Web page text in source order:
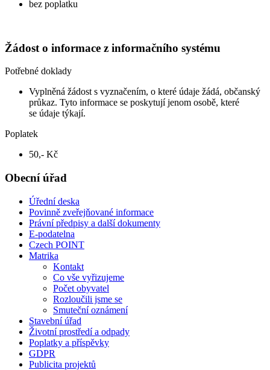
bez poplatku
Žádost o informace z informačního systému
Potřebné doklady
Vyplněná žádost s vyznačením, o které údaje žádá, občanský
průkaz. Tyto informace se poskytují jenom osobě, které
se údaje týkají.
Poplatek
50,- Kč
Obecní úřad
Úřední deska
Povinně zveřejňované informace
Právní předpisy a další dokumenty
E-podatelna
Czech POINT
Matrika
Kontakt
Co vše vyřizujeme
Počet obyvatel
Rozloučili jsme se
Smuteční oznámení
Stavební úřad
Životní prostředí a odpady
Poplatky a příspěvky
GDPR
Publicita projektů